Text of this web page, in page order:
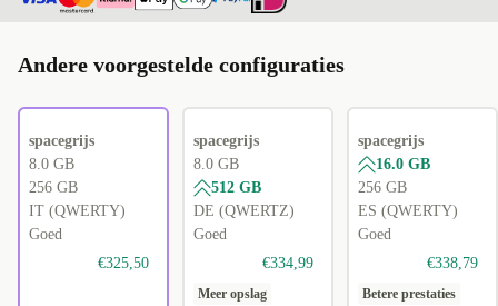
Andere voorgestelde configuraties
spacegrijs
8.0 GB
256 GB
IT (QWERTY)
Goed
€325,50
spacegrijs
8.0 GB
512 GB
DE (QWERTZ)
Goed
€334,99
Meer opslag
spacegrijs
16.0 GB
256 GB
ES (QWERTY)
Goed
€338,79
Betere prestaties